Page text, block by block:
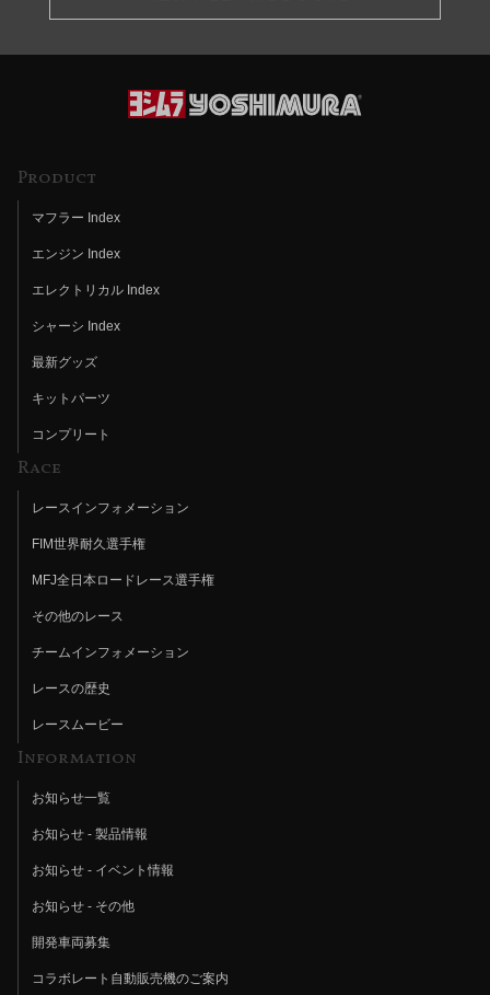
Product
マフラー Index
エンジン Index
エレクトリカル Index
シャーシ Index
最新グッズ
キットパーツ
コンプリート
Race
レースインフォメーション
FIM世界耐久選手権
MFJ全日本ロードレース選手権
その他のレース
チームインフォメーション
レースの歴史
レースムービー
Information
お知らせ一覧
お知らせ - 製品情報
お知らせ - イベント情報
お知らせ - その他
開発車両募集
コラボレート自動販売機のご案内